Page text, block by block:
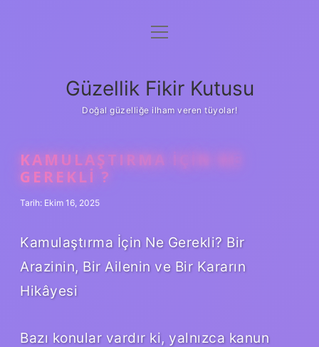
Anasayfa
Yasal Uyarı
menüyü
Güzellik Fikir Kutusu
Doğal güzelliğe ilham veren tüyolar!
KAMULAŞTIRMA IÇIN NE
GEREKLI ?
Tarih: Ekim 16, 2025
Kamulaştırma İçin Ne Gerekli? Bir
Arazinin, Bir Ailenin ve Bir Kararın
Hikâyesi
Bazı konular vardır ki, yalnızca kanun